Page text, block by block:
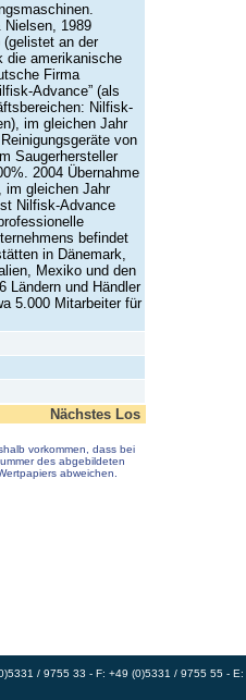
Nielsen, 1989
(gelistet an der
die amerikanische
Firma
Advance” (als
Nilfisk-
im gleichen Jahr
von
Saugerhersteller
2004 Übernahme
im gleichen Jahr
Nilfisk-Advance
befindet
in Dänemark,
Mexiko und den
Ländern und Händler
5.000 Mitarbeiter für
Nächstes Los
vorkommen, dass bei
des abgebildeten
abweichen.
/ 9755 33 - F: +49 (0)5331 / 9755 55 - E: